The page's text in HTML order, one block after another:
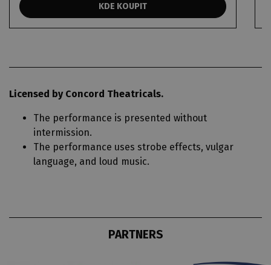
KDE KOUPIT
Licensed by Concord Theatricals.
The performance is presented without
intermission.
The performance uses strobe effects, vulgar
language, and loud music.
PARTNERS